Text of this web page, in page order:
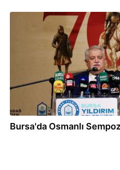
27.03.2026
Bursa'da Osmanlı